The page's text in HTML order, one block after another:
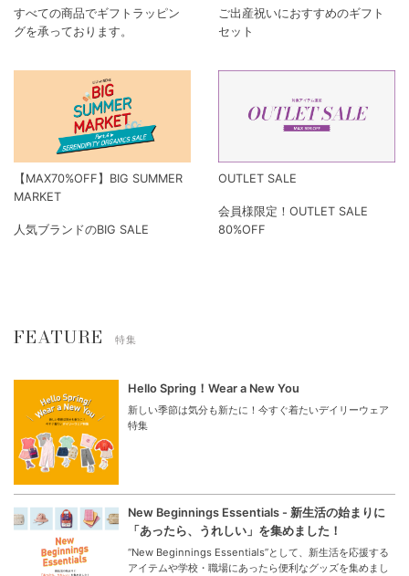
すべての商品でギフトラッピン
グを承っております。
ご出産祝いにおすすめのギフト
セット
【MAX70%OFF】BIG SUMMER
MARKET
人気ブランドのBIG SALE
OUTLET SALE
会員様限定！OUTLET SALE
80%OFF
FEATURE 特集
Hello Spring！Wear a New You
新しい季節は気分も新たに！今すぐ着たいデイリーウェア
特集
New Beginnings Essentials - 新生活の始まりに
「あったら、うれしい」を集めました！
“New Beginnings Essentials”として、新生活を応援する
アイテムや学校・職場にあったら便利なグッズを集めまし